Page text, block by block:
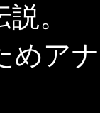
。
めア